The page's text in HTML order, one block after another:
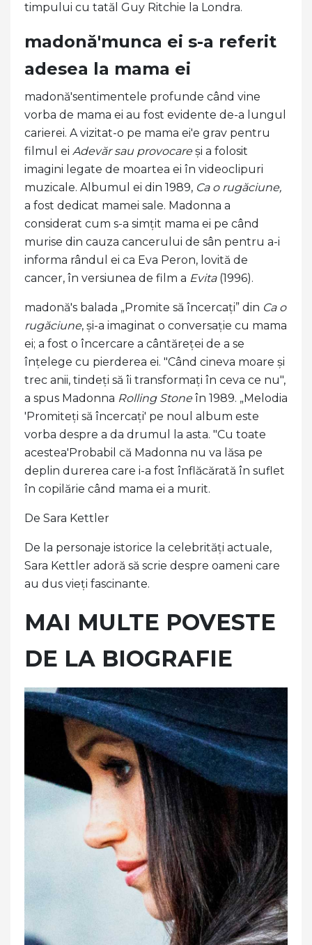
timpului cu tatăl Guy Ritchie la Londra.
madonă'munca ei s-a referit
adesea la mama ei
madonă'sentimentele profunde când vine
vorba de mama ei au fost evidente de-a lungul
carierei. A vizitat-o ​​pe mama ei'e grav pentru
filmul ei Adevăr sau provocareși a folosit
imagini legate de moartea ei în videoclipuri
muzicale. Albumul ei din 1989, Ca o rugăciune,
a fost dedicat mamei sale. Madonna a
considerat cum s-a simțit mama ei pe când
murise din cauza cancerului de sân pentru a-i
informa rândul ei ca Eva Peron, lovită de
cancer, în versiunea de film a Evita(1996).
madonă's balada „Promite să încercați” din Ca o
rugăciune, și-a imaginat o conversație cu mama
ei; a fost o încercare a cântăreței de a se
înțelege cu pierderea ei. "Când cineva moare și
trec anii, tindeți să îi transformați în ceva ce nu",
a spus Madonna Rolling Stoneîn 1989. „Melodia
'Promiteți să încercați' pe noul album este
vorba despre a da drumul la asta. "Cu toate
acestea'Probabil că Madonna nu va lăsa pe
deplin durerea care i-a fost înflăcărată în suflet
în copilărie când mama ei a murit.
De Sara Kettler
De la personaje istorice la celebrități actuale,
Sara Kettler adoră să scrie despre oameni care
au dus vieți fascinante.
MAI MULTE POVESTE
DE LA BIOGRAFIE